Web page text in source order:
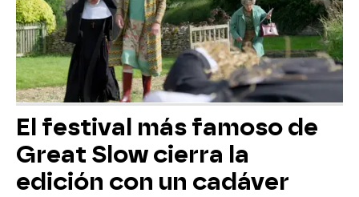
El festival más famoso de
Great Slow cierra la
edición con un cadáver